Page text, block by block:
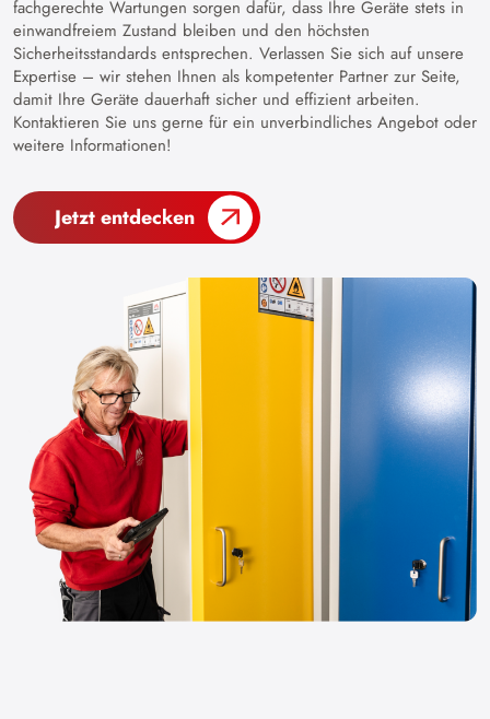
fachgerechte Wartungen sorgen dafür, dass Ihre Geräte stets in
einwandfreiem Zustand bleiben und den höchsten
Sicherheitsstandards entsprechen. Verlassen Sie sich auf unsere
Expertise – wir stehen Ihnen als kompetenter Partner zur Seite,
damit Ihre Geräte dauerhaft sicher und effizient arbeiten.
Kontaktieren Sie uns gerne für ein unverbindliches Angebot oder
weitere Informationen!
Jetzt entdecken